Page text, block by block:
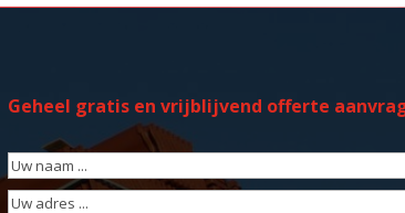
Geheel gratis en vrijblijvend offerte
Uw
naam(Vereist)
Uw